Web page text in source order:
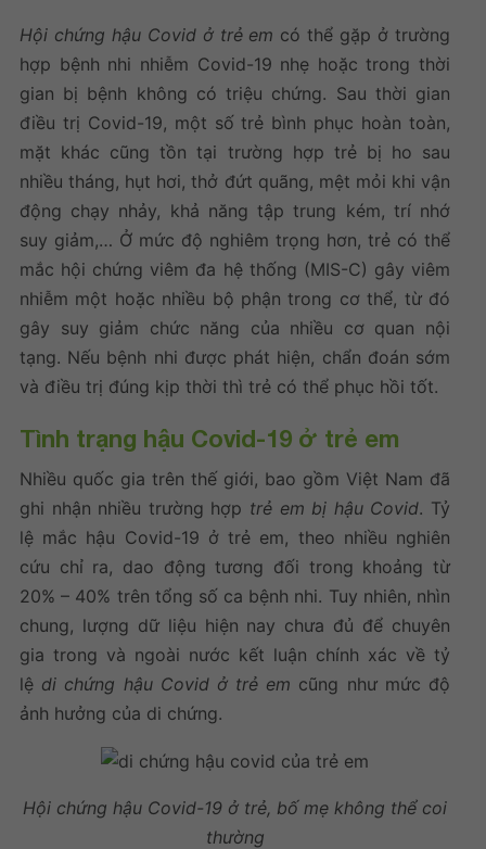
Hội chứng hậu Covid ở trẻ em có thể gặp ở trường
hợp bệnh nhi nhiễm Covid-19 nhẹ hoặc trong thời
gian bị bệnh không có triệu chứng. Sau thời gian
điều trị Covid-19, một số trẻ bình phục hoàn toàn,
mặt khác cũng tồn tại trường hợp trẻ bị ho sau
nhiều tháng, hụt hơi, thở đứt quãng, mệt mỏi khi vận
động chạy nhảy, khả năng tập trung kém, trí nhớ
suy giảm,… Ở mức độ nghiêm trọng hơn, trẻ có thể
mắc hội chứng viêm đa hệ thống (MIS-C) gây viêm
nhiễm một hoặc nhiều bộ phận trong cơ thể, từ đó
gây suy giảm chức năng của nhiều cơ quan nội
tạng. Nếu bệnh nhi được phát hiện, chẩn đoán sớm
và điều trị đúng kịp thời thì trẻ có thể phục hồi tốt.
Tình trạng hậu Covid-19 ở trẻ em
Nhiều quốc gia trên thế giới, bao gồm Việt Nam đã
ghi nhận nhiều trường hợp trẻ em bị hậu Covid. Tỷ
lệ mắc hậu Covid-19 ở trẻ em, theo nhiều nghiên
cứu chỉ ra, dao động tương đối trong khoảng từ
20% – 40% trên tổng số ca bệnh nhi. Tuy nhiên, nhìn
chung, lượng dữ liệu hiện nay chưa đủ để chuyên
gia trong và ngoài nước kết luận chính xác về tỷ
lệ di chứng hậu Covid ở trẻ em cũng như mức độ
ảnh hưởng của di chứng.
Hội chứng hậu Covid-19 ở trẻ, bố mẹ không thể coi
thường